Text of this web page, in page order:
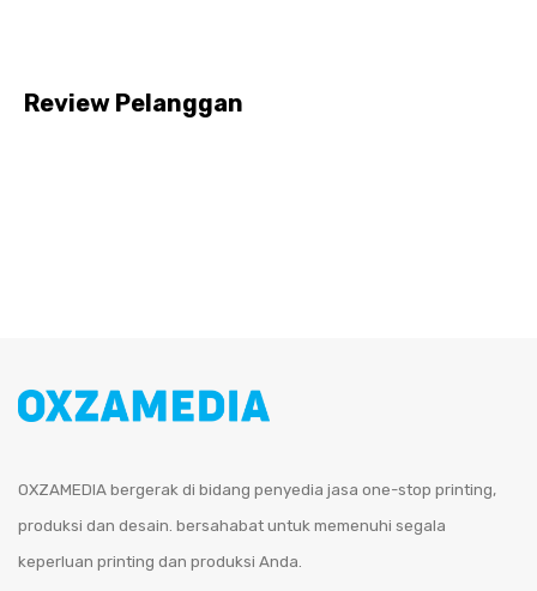
Review Pelanggan
OXZAMEDIA bergerak di bidang penyedia jasa one-stop printing,
produksi dan desain. bersahabat untuk memenuhi segala
keperluan printing dan produksi Anda.